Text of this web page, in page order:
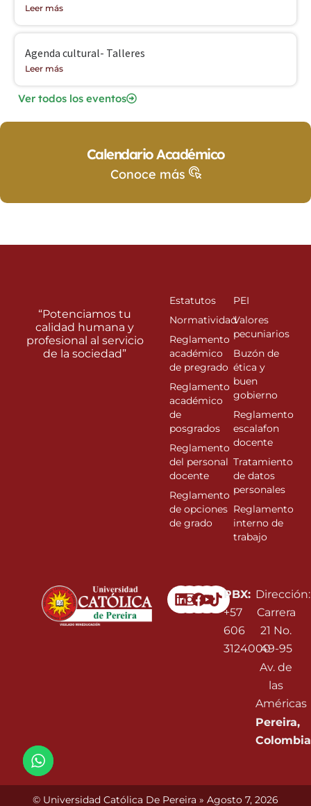
Leer más
Agenda cultural- Talleres
Leer más
Ver todos los eventos
Calendario Académico
Conoce más
Linkedin
Instagram
Facebook
Youtube
PBX:
+57
606
3124000
Dirección:
Carrera
21 No.
49-95
Av. de
las
Américas
Pereira,
Colombia
“Potenciamos tu
calidad humana y
profesional al servicio
de la sociedad”
Estatutos
Normatividad
Reglamento
académico
de pregrado
Reglamento
académico
de
posgrados
Reglamento
del personal
docente
Reglamento
de opciones
de grado
PEI
Valores
pecuniarios
Buzón de
ética y
buen
gobierno
Reglamento
escalafon
docente
Tratamiento
de datos
personales
Reglamento
interno de
trabajo
© Universidad Católica De Pereira » Agosto 7, 2026